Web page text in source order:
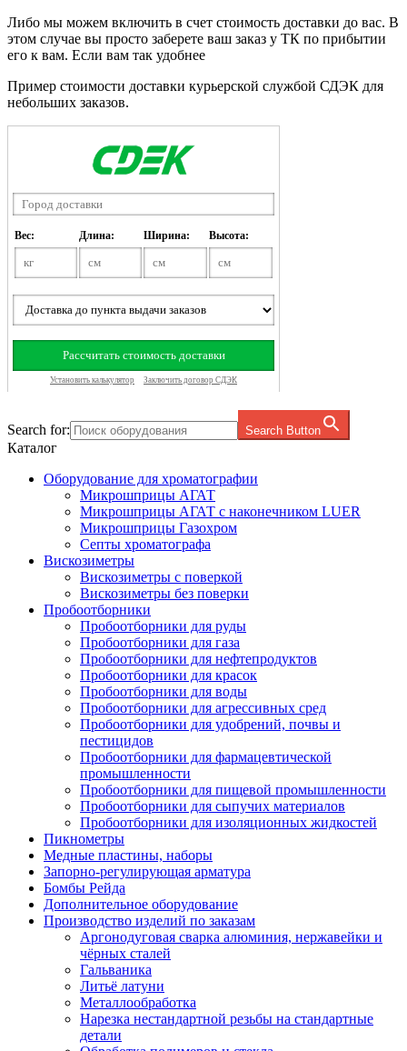
Либо мы можем включить в счет стоимость доставки до вас. В
этом случае вы просто заберете ваш заказ у ТК по прибытии
его к вам. Если вам так удобнее
Пример стоимости доставки курьерской службой СДЭК для
небольших заказов.
Search for: Search Button
Каталог
Оборудование для хроматографии
Микрошприцы АГАТ
Микрошприцы АГАТ с наконечником LUER
Микрошприцы Газохром
Септы хроматографa
Вискозиметры
Вискозиметры с поверкой
Вискозиметры без поверки
Пробоотборники
Пробоотборники для руды
Пробоотборники для газа
Пробоотборники для нефтепродуктов
Пробоотборники для красок
Пробоотборники для воды
Пробоотборники для агрессивных сред
Пробоотборники для удобрений, почвы и
пестицидов
Пробоотборники для фармацевтической
промышленности
Пробоотборники для пищевой промышленности
Пробоотборники для сыпучих материалов
Пробоотборники для изоляционных жидкостей
Пикнометры
Медные пластины, наборы
Запорно-регулирующая арматура
Бомбы Рейда
Дополнительное оборудование
Производство изделий по заказам
Аргонодуговая сварка алюминия, нержавейки и
чёрных сталей
Гальваника
Литьё латуни
Металлообработка
Нарезка нестандартной резьбы на стандартные
детали